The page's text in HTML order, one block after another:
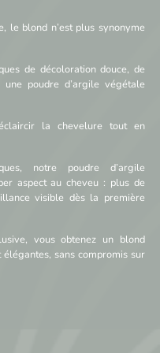
le blond n’est plus synonyme
de décoloration douce, de
poudre d’argile végétale
la chevelure tout en
notre poudre d’argile
aspect au cheveu : plus de
visible dès la première
vous obtenez un blond
sans compromis sur